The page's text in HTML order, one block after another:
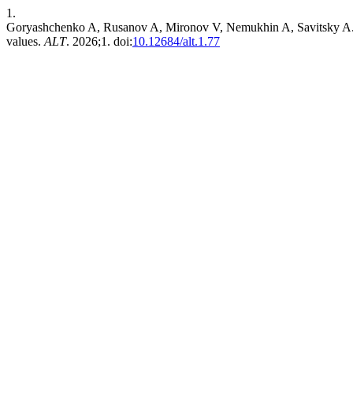
1.
Goryashchenko A, Rusanov A, Mironov V, Nemukhin A, Savitsky
values. ALT. 2026;1. doi:10.12684/alt.1.77